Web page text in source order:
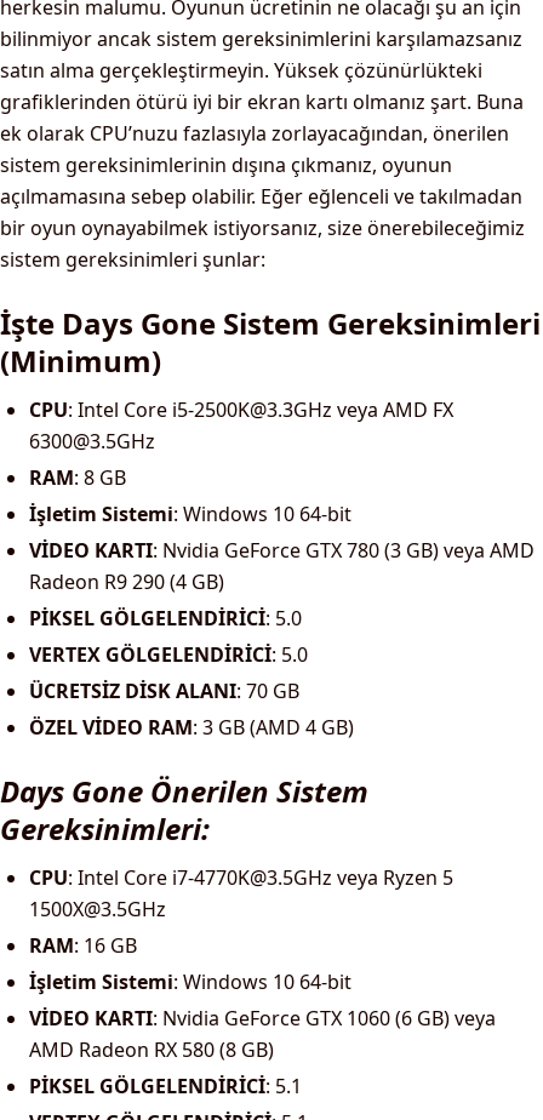
herkesin malumu. Oyunun ücretinin ne olacağı şu an için
bilinmiyor ancak sistem gereksinimlerini karşılamazsanız
satın alma gerçekleştirmeyin. Yüksek çözünürlükteki
grafiklerinden ötürü iyi bir ekran kartı olmanız şart. Buna
ek olarak CPU’nuzu fazlasıyla zorlayacağından, önerilen
sistem gereksinimlerinin dışına çıkmanız, oyunun
açılmamasına sebep olabilir. Eğer eğlenceli ve takılmadan
bir oyun oynayabilmek istiyorsanız, size önerebileceğimiz
sistem gereksinimleri şunlar:
İşte Days Gone Sistem Gereksinimleri
(Minimum)
CPU: Intel Core i5-2500K@3.3GHz veya AMD FX
6300@3.5GHz
RAM: 8 GB
İşletim Sistemi: Windows 10 64-bit
VİDEO KARTI: Nvidia GeForce GTX 780 (3 GB) veya AMD
Radeon R9 290 (4 GB)
PİKSEL GÖLGELENDİRİCİ: 5.0
VERTEX GÖLGELENDİRİCİ: 5.0
ÜCRETSİZ DİSK ALANI: 70 GB
ÖZEL VİDEO RAM: 3 GB (AMD 4 GB)
Days Gone Önerilen Sistem
Gereksinimleri:
CPU: Intel Core i7-4770K@3.5GHz veya Ryzen 5
1500X@3.5GHz
RAM: 16 GB
İşletim Sistemi: Windows 10 64-bit
VİDEO KARTI: Nvidia GeForce GTX 1060 (6 GB) veya
AMD Radeon RX 580 (8 GB)
PİKSEL GÖLGELENDİRİCİ: 5.1